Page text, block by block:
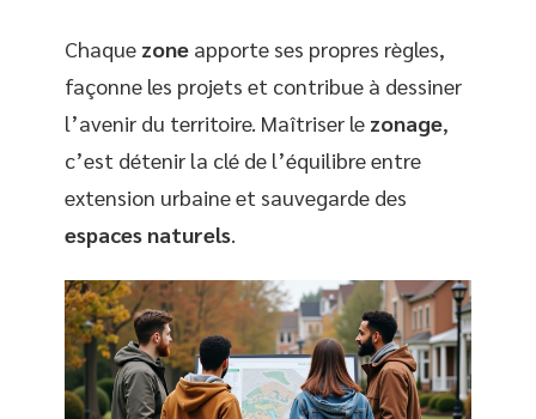
Chaque zone apporte ses propres règles,
façonne les projets et contribue à dessiner
l’avenir du territoire. Maîtriser le zonage,
c’est détenir la clé de l’équilibre entre
extension urbaine et sauvegarde des
espaces naturels.